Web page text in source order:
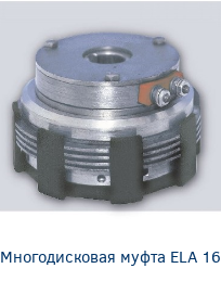
Многодисковая муфта ELA 16